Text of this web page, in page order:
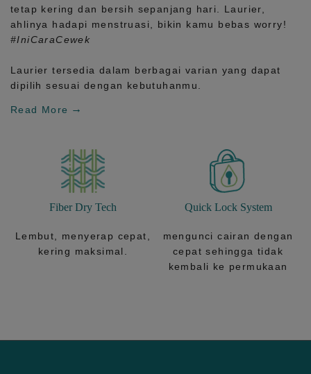
tetap kering dan bersih sepanjang hari.
Laurier,
ahlinya hadapi menstruasi, bikin kamu bebas worry!
#IniCaraCewek
Laurier tersedia dalam berbagai varian yang dapat
dipilih sesuai dengan kebutuhanmu.
Read More
Fiber Dry Tech
Lembut, menyerap cepat,
kering maksimal.
Quick Lock System
mengunci cairan dengan
cepat sehingga tidak
kembali ke permukaan